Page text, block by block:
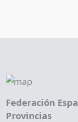
Federación
Provincias